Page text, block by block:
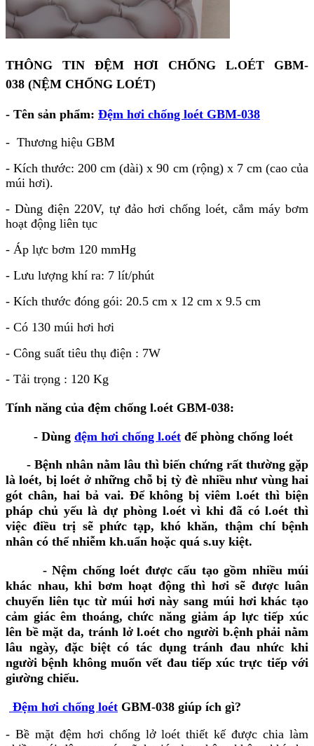
THÔNG TIN ĐỆM HƠI CHỐNG L.OÉT GBM-
038 (NỆM CHỐNG LOÉT)
- Tên sản phẩm: Đệm hơi chống loét GBM-038
- Thương hiệu GBM
- Kích thước: 200 cm (dài) x 90 cm (rộng) x 7 cm (cao của
múi hơi).
- Dùng điện 220V, tự đảo hơi chống loét, cắm máy bơm
hoạt động liên tục
- Áp lực bơm 120 mmHg
- Lưu lượng khí ra: 7 lít/phút
- Kích thước đóng gói: 20.5 cm x 12 cm x 9.5 cm
- Có 130 múi hơi hơi
- Công suất tiêu thụ điện : 7W
- Tải trọng : 120 Kg
Tính năng của đệm chống l.oét GBM-038:
- Dùng đệm hơi chống l.oét để phòng chống loét
- Bệnh nhân nằm lâu thì biến chứng rất thường gặp
là loét, bị loét ở những chỗ bị tỳ đè nhiều như vùng hai
gót chân, hai bả vai. Để không bị viêm l.oét thì biện
pháp chủ yếu là dự phòng l.oét vì khi đã có l.oét thì
việc điều trị sẽ phức tạp, khó khăn, thậm chí bệnh
nhân có thể nhiễm kh.uẩn hoặc quá s.uy kiệt.
- Nệm chống loét được cấu tạo gồm nhiều múi
khác nhau, khi bơm hoạt động thì hơi sẽ được luân
chuyển liên tục từ múi hơi này sang múi hơi khác tạo
cảm giác êm thoáng, chức năng giảm áp lực tiếp xúc
lên bề mặt da, tránh lở l.oét cho người b.ệnh phải nằm
lâu ngày, đặc biệt có tác dụng tránh đau nhức khi
người bệnh không muốn vết đau tiếp xúc trực tiếp với
giường chiếu.
Đệm hơi chống loét GBM-038 giúp ích gì?
- Bề mặt đệm hơi chống lở loét thiết kế được chia làm